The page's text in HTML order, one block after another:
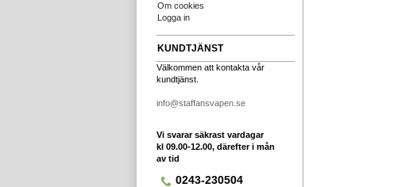
Om cookies
Logga in
KUNDTJÄNST
Välkommen att kontakta vår
kundtjänst.
info@staffansvapen.se
Vi svarar säkrast vardagar
kl 09.00-12.00, därefter i mån
av tid
0243-230504